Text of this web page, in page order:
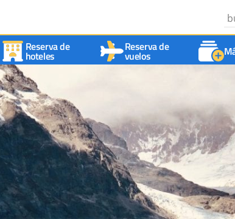
Reserva de
hoteles
Reserva de
vuelos